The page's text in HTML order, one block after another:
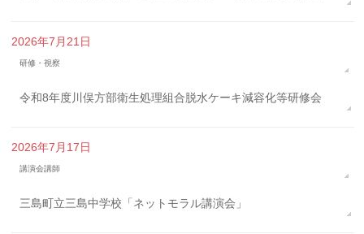
2026年7月21日
研修・視察
令和8年度川俣方部衛生処理組合脱水ケーキ減容化等研修会
2026年7月17日
講演会講師
三島町立三島中学校「ネットモラル講演会」